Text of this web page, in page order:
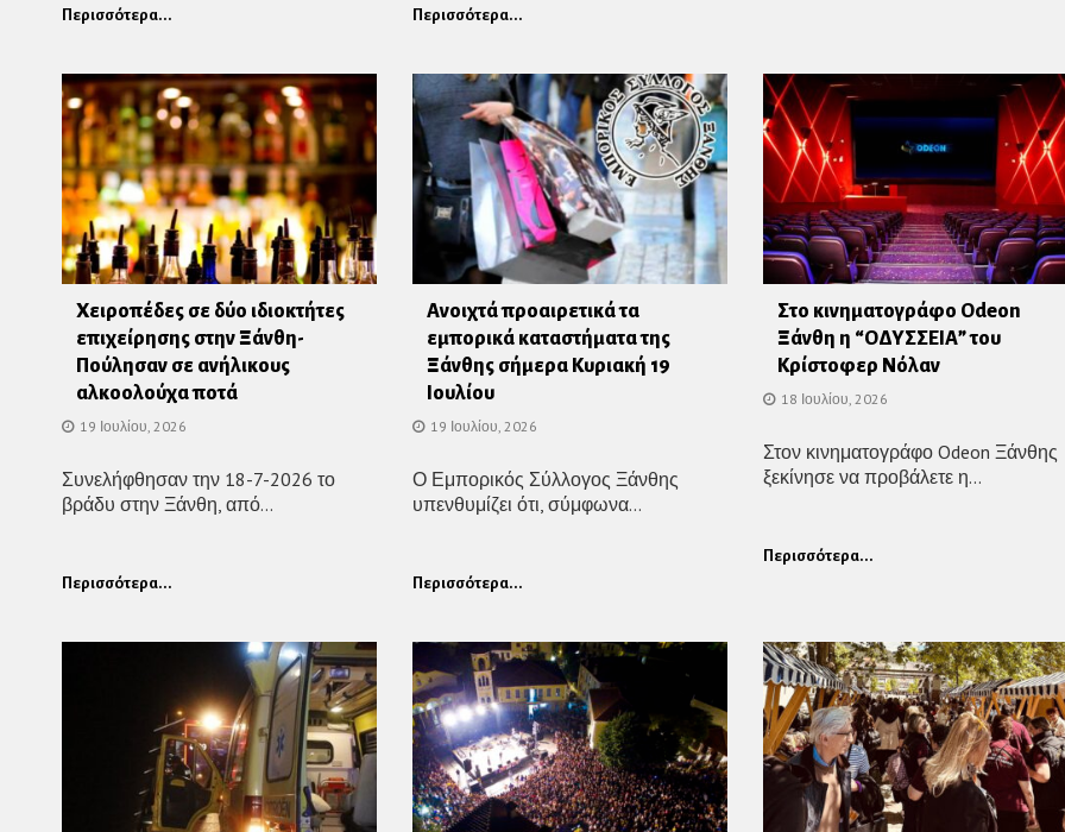
Περισσότερα... Περισσότερα...
Χειροπέδες σε δύο ιδιοκτήτες
επιχείρησης στην Ξάνθη-
Πούλησαν σε ανήλικους
αλκοολούχα ποτά
19 Ιουλίου, 2026
Συνελήφθησαν την 18-7-2026 το
βράδυ στην Ξάνθη, από...
Περισσότερα...
Ανοιχτά προαιρετικά τα
εμπορικά καταστήματα της
Ξάνθης σήμερα Κυριακή 19
Ιουλίου
19 Ιουλίου, 2026
Ο Εμπορικός Σύλλογος Ξάνθης
υπενθυμίζει ότι, σύμφωνα...
Περισσότερα...
Στο κινηματογράφο Οdeon
Ξάνθη η “ΟΔΥΣΣΕΙΑ” του
Κρίστοφερ Νόλαν
18 Ιουλίου, 2026
Στον κινηματογράφο Odeon Ξάνθης
ξεκίνησε να προβάλετε η...
Περισσότερα...